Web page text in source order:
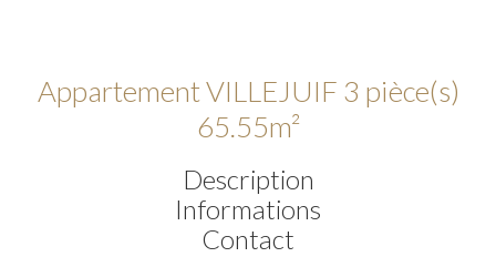
Appartement VILLEJUIF 3 pièce(s)
65.55m²
Description
Informations
Contact